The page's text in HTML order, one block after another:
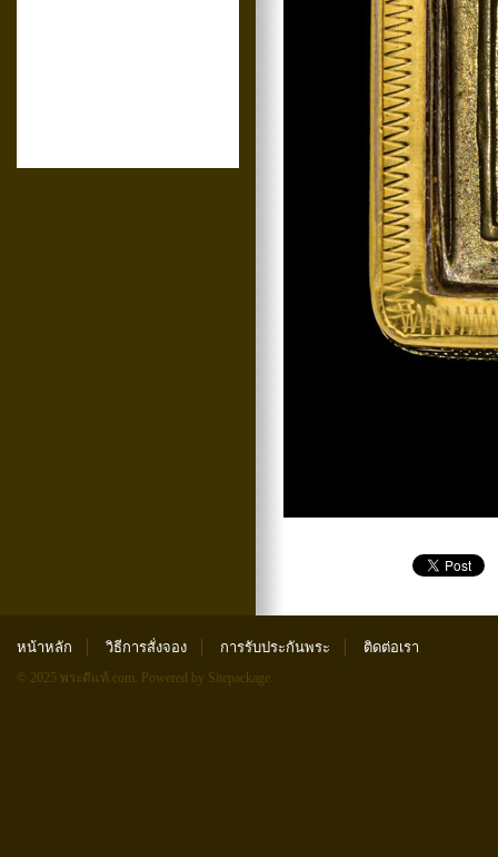
หน้าหลัก วิธีการสั่งจอง การรับประกันพระ ติดต่อเรา
© 2025 พระดีแท้.com. Powered by Sitepackage.